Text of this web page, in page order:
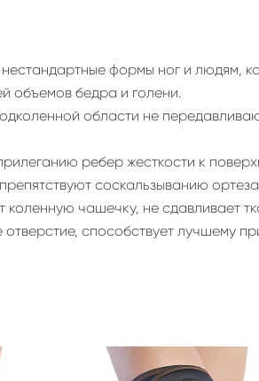
формы ног и людям,
объемов бедра и голени.
области не
ребер жесткости к
соскальзыванию
коленную чашечку, не сдавливает
способствует лучшему